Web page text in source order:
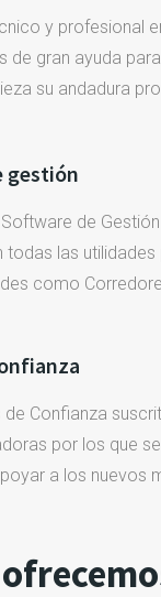
y profesional
de gran ayuda
su andadura
gestión
de
las utilidades
como
Confianza
por los que se
a los nuevos